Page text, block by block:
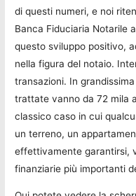
di questi numeri, e noi
Banca Fiduciaria Notarile
questo sviluppo positivo,
nella figura del notaio.
transazioni. In
trattate vanno da 72 mila
classico caso in cui
un terreno, un
effettivamente garantirsi,
finanziarie più importanti